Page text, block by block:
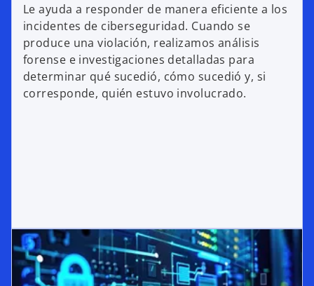
Le ayuda a responder de manera eficiente a los
incidentes de ciberseguridad. Cuando se
produce una violación, realizamos análisis
forense e investigaciones detalladas para
determinar qué sucedió, cómo sucedió y, si
corresponde, quién estuvo involucrado.